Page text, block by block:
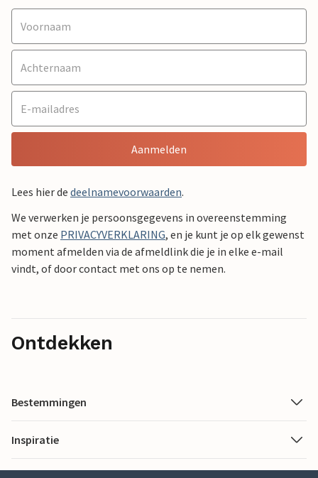
Aanmelden
Lees hier de deelnamevoorwaarden.
We verwerken je persoonsgegevens in overeenstemming
met onze PRIVACYVERKLARING, en je kunt je op elk gewenst
moment afmelden via de afmeldlink die je in elke e-mail
vindt, of door contact met ons op te nemen.
Ontdekken
Bestemmingen
Inspiratie